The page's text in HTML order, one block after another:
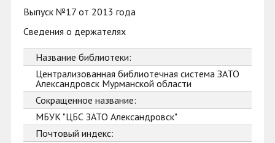
Выпуск №17 от 2013 года
Сведения о держателях
Название библиотеки:
Централизованная библиотечная система ЗАТО
Александровск Мурманской области
Сокращенное название:
МБУК "ЦБС ЗАТО Александровск"
Почтовый индекс: